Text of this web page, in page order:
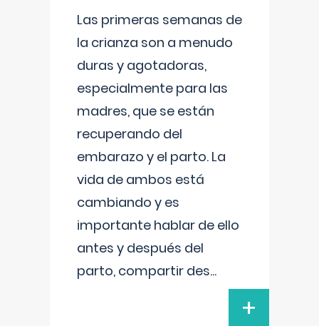
Las primeras semanas de
la crianza son a menudo
duras y agotadoras,
especialmente para las
madres, que se están
recuperando del
embarazo y el parto. La
vida de ambos está
cambiando y es
importante hablar de ello
antes y después del
parto, compartir des...
+